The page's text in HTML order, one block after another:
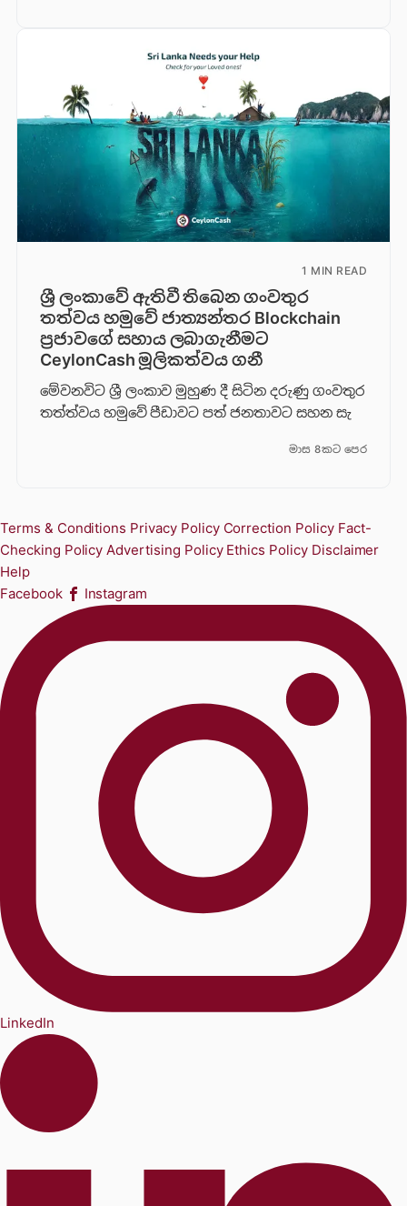
1 MIN READ
ශ්‍රී ලංකාවේ ඇතිවී තිබෙන ගංවතුර
තත්වය හමුවේ ජාත්‍යන්තර Blockchain
ප්‍රජාවගේ සහාය ලබාගැනීමට
CeylonCash මූලිකත්වය ග​නී
මේවනවිට ශ්‍රී ලංකාව මුහුණ දී සිටින දරුණු ගංවතුර
තත්ත්වය හමුවේ පීඩාවට පත් ජනතාවට සහන සැ
මාස 8කට පෙර
Terms & Conditions Privacy Policy Correction Policy Fact-
Checking Policy Advertising Policy Ethics Policy Disclaimer
Help
Facebook
Instagram
LinkedIn